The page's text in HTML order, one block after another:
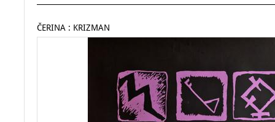
ČERINA : KRIZMAN